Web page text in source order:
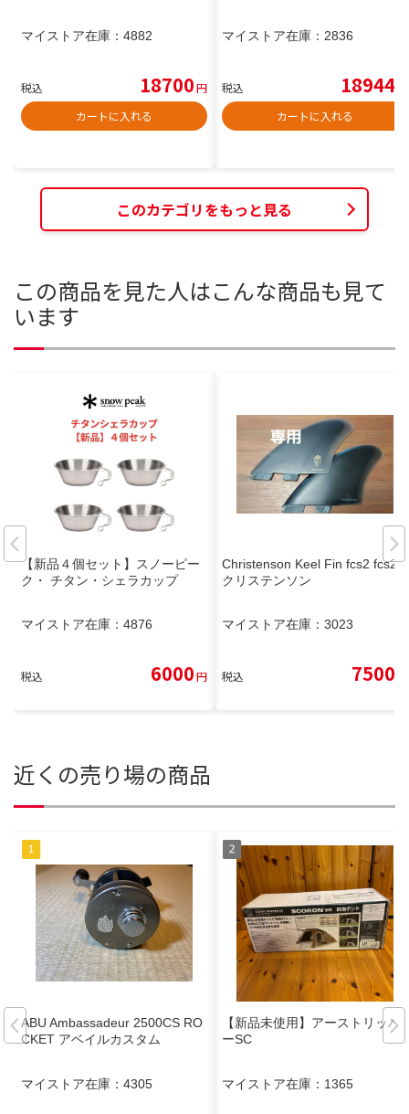
マイストア在庫： 4882
税込 18700円
カートに入れる
マイストア在庫： 2836
税込 18944
カートに入れる
このカテゴリをもっと見る
この商品を見た人はこんな商品も見て
います
【新品４個セット】スノーピー
ク・ チタン・シェラカップ
マイストア在庫： 4876
税込 6000円
Christenson Keel Fin fcs2 fcs2
クリステンソン
マイストア在庫： 3023
税込 7500
近くの売り場の商品
ABU Ambassadeur 2500CS RO
CKET アベイルカスタム
マイストア在庫： 4305
【新品未使用】アーストリッパ
ーSC
マイストア在庫： 1365